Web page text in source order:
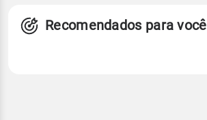
Recomendados para você